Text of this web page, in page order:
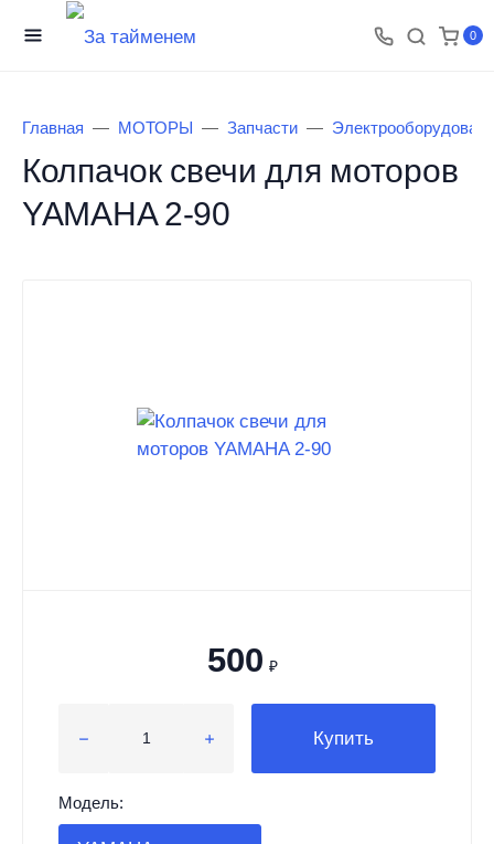
0
Главная МОТОРЫ Запчасти
Колпачок свечи для моторов
YAMAHA 2-90
500 ₽
Купить
Модель: